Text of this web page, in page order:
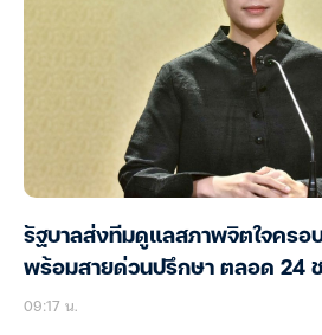
รัฐบาลส่งทีมดูแลสภาพจิตใจครอ
พร้อมสายด่วนปรึกษา ตลอด 24
09:17 น.